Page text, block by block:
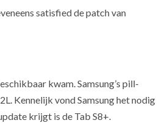
satisfied de patch van
kwam. Samsung’s pill-
Kennelijk vond Samsung het nodig
krijgt is de Tab S8+.